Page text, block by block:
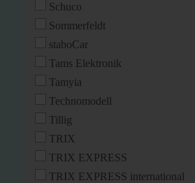
Schuco
Sommerfeldt
staboCar
Tams Elektronik
Tamyia
Technomodell
Tillig
TRIX
TRIX EXPRESS
TRIX EXPRESS international